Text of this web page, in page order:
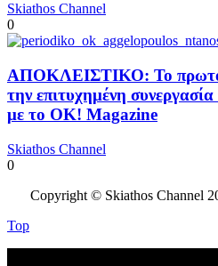
Skiathos Channel
0
ΑΠΟΚΛΕΙΣΤΙΚΟ: Το
την επιτυχημένη
με το OK! Magazine
Skiathos Channel
0
Copyright © Skiathos Channel
Top